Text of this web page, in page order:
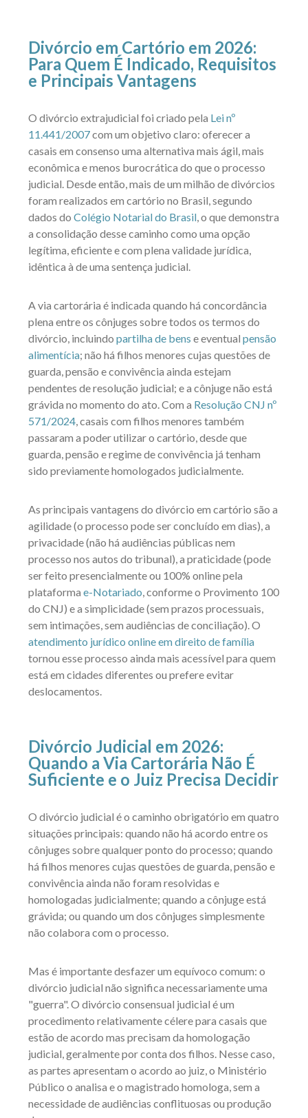
Divórcio em Cartório em 2026:
Para Quem É Indicado, Requisitos
e Principais Vantagens
O divórcio extrajudicial foi criado pela Lei nº
11.441/2007com um objetivo claro: oferecer a
casais em consenso uma alternativa mais ágil, mais
econômica e menos burocrática do que o processo
judicial. Desde então, mais de um milhão de divórcios
foram realizados em cartório no Brasil, segundo
dados do Colégio Notarial do Brasil , o que demonstra
a consolidação desse caminho como uma opção
legítima, eficiente e com plena validade jurídica,
idêntica à de uma sentença judicial.
A via cartorária é indicada quando há concordância
plena entre os cônjuges sobre todos os termos do
divórcio, incluindo partilha de bens e eventual pensão
alimentícia; não há filhos menores cujas questões de
guarda, pensão e convivência ainda estejam
pendentes de resolução judicial; e a cônjuge não está
grávida no momento do ato. Com a Resolução CNJ nº
571/2024 , casais com filhos menores também
passaram a poder utilizar o cartório, desde que
guarda, pensão e regime de convivência já tenham
sido previamente homologados judicialmente.
As principais vantagens do divórcio em cartório são a
agilidade (o processo pode ser concluído em dias), a
privacidade (não há audiências públicas nem
processo nos autos do tribunal), a praticidade (pode
ser feito presencialmente ou 100% online pela
plataforma e-Notariado , conforme o Provimento 100
do CNJ) e a simplicidade (sem prazos processuais,
sem intimações, sem audiências de conciliação). O
atendimento jurídico online em direito de família
tornou esse processo ainda mais acessível para quem
está em cidades diferentes ou prefere evitar
deslocamentos.
Divórcio Judicial em 2026:
Quando a Via Cartorária Não É
Suficiente e o Juiz Precisa Decidir
O divórcio judicial é o caminho obrigatório em quatro
situações principais: quando não há acordo entre os
cônjuges sobre qualquer ponto do processo; quando
há filhos menores cujas questões de guarda, pensão e
convivência ainda não foram resolvidas e
homologadas judicialmente; quando a cônjuge está
grávida; ou quando um dos cônjuges simplesmente
não colabora com o processo.
Mas é importante desfazer um equívoco comum: o
divórcio judicial não significa necessariamente uma
"guerra". O divórcio consensual judicial é um
procedimento relativamente célere para casais que
estão de acordo mas precisam da homologação
judicial, geralmente por conta dos filhos. Nesse caso,
as partes apresentam o acordo ao juiz, o Ministério
Público o analisa e o magistrado homologa, sem a
necessidade de audiências conflituosas ou produção